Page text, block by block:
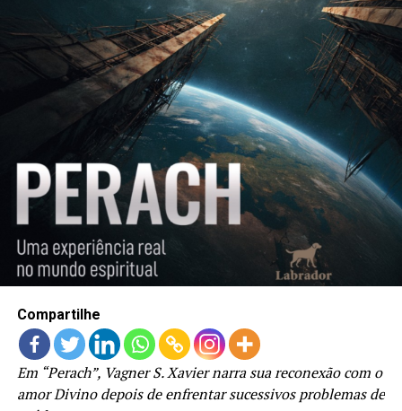
Compartilhe
Em “Perach”, Vagner S. Xavier narra sua reconexão com o
amor Divino depois de enfrentar sucessivos problemas de